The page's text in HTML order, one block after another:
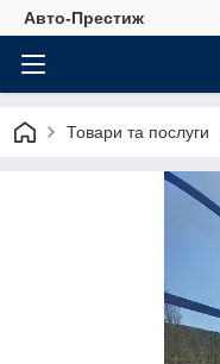
Авто-Престиж
Товари та послуги